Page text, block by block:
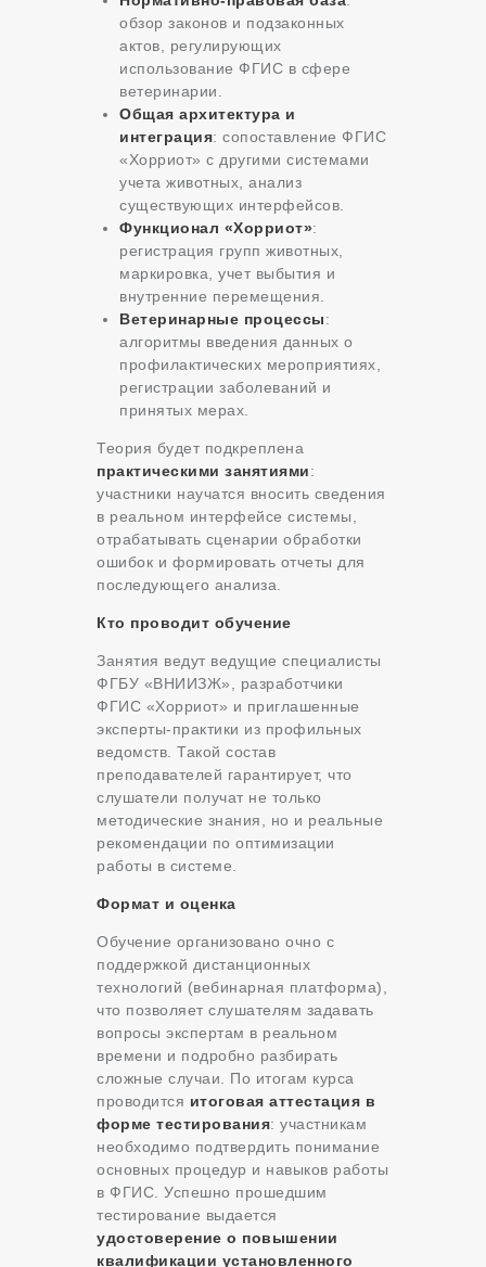
обзор законов и подзаконных
актов, регулирующих
использование ФГИС в сфере
ветеринарии.
Общая архитектура и
интеграция: сопоставление ФГИС
«Хорриот» с другими системами
учета животных, анализ
существующих интерфейсов.
Функционал «Хорриот»:
регистрация групп животных,
маркировка, учет выбытия и
внутренние перемещения.
Ветеринарные процессы:
алгоритмы введения данных о
профилактических мероприятиях,
регистрации заболеваний и
принятых мерах.
Теория будет подкреплена
практическими занятиями:
участники научатся вносить сведения
в реальном интерфейсе системы,
отрабатывать сценарии обработки
ошибок и формировать отчеты для
последующего анализа.
Кто проводит обучение
Занятия ведут ведущие специалисты
ФГБУ «ВНИИЗЖ», разработчики
ФГИС «Хорриот» и приглашенные
эксперты-практики из профильных
ведомств. Такой состав
преподавателей гарантирует, что
слушатели получат не только
методические знания, но и реальные
рекомендации по оптимизации
работы в системе.
Формат и оценка
Обучение организовано очно с
поддержкой дистанционных
технологий (вебинарная платформа),
что позволяет слушателям задавать
вопросы экспертам в реальном
времени и подробно разбирать
сложные случаи. По итогам курса
проводится итоговая аттестация в
форме тестирования: участникам
необходимо подтвердить понимание
основных процедур и навыков работы
в ФГИС. Успешно прошедшим
тестирование выдается
удостоверение о повышении
квалификации установленного